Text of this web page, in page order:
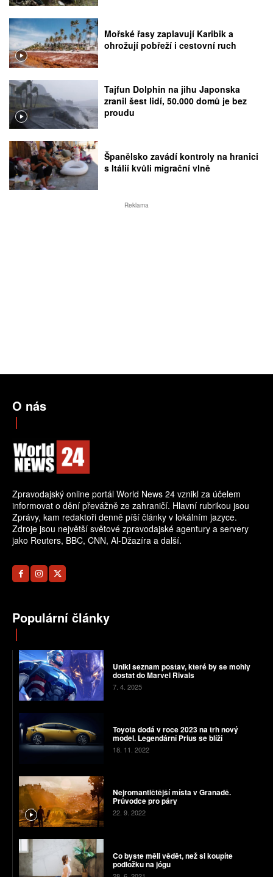
Mořské řasy zaplavují Karibik a
ohrožují pobřeží i cestovní ruch
Tajfun Dolphin na jihu Japonska
zranil šest lidí, 50.000 domů je bez
proudu
Španělsko zavádí kontroly na hranici
s Itálií kvůli migrační vlně
Reklama
O nás
Zpravodajský online portál World News 24 vznikl za účelem
informovat o dění převážně ze zahraničí. Hlavní rubrikou jsou
Zprávy, kam redaktoři denně píší články v lokálním jazyce.
Zdroje jsou největší světové zpravodajské agentury a servery
jako Reuters, BBC, CNN, Al-Džazíra a další.
Populární články
Unikl seznam postav, které by se mohly
dostat do Marvel Rivals
7. 4. 2025
Toyota dodá v roce 2023 na trh nový
model. Legendární Prius se blíží
18. 11. 2022
Nejromantičtější místa v Granadě.
Průvodce pro páry
22. 9. 2022
Co byste měli vědět, než si koupíte
podložku na jógu